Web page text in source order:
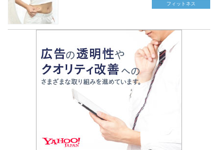
フィットネス